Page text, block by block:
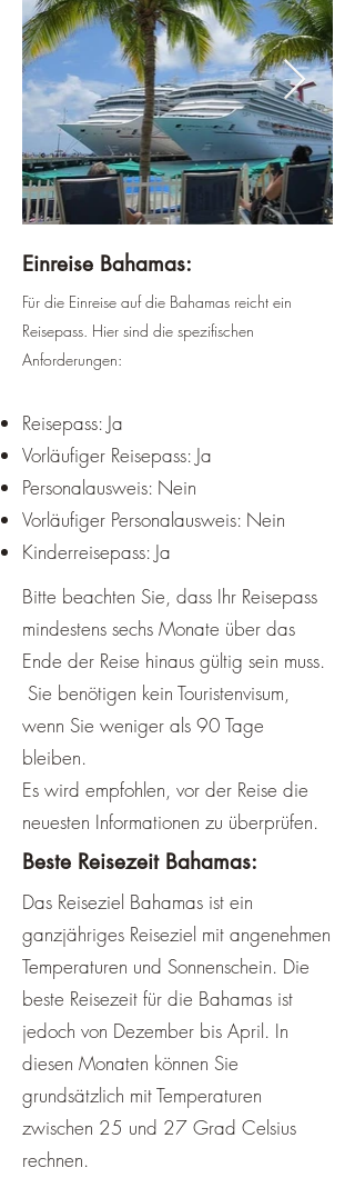
Einreise Bahamas:
Für die Einreise auf die Bahamas reicht ein
Reisepass. Hier sind die spezifischen
Anforderungen:
Reisepass: Ja
Vorläufiger Reisepass: Ja
Personalausweis: Nein
Vorläufiger Personalausweis: Nein
Kinderreisepass: Ja
Bitte beachten Sie, dass Ihr Reisepass
mindestens sechs Monate über das
Ende der Reise hinaus gültig sein muss.
Sie benötigen kein Touristenvisum,
wenn Sie weniger als 90 Tage
bleiben.
Es wird empfohlen, vor der Reise die
neuesten Informationen zu überprüfen.
Beste Reisezeit Bahamas:
Das Reiseziel Bahamas ist ein
ganzjähriges Reiseziel mit angenehmen
Temperaturen und Sonnenschein. Die
beste Reisezeit für die Bahamas ist
jedoch von Dezember bis April. In
diesen Monaten können Sie
grundsätzlich mit Temperaturen
zwischen 25 und 27 Grad Celsius
rechnen.